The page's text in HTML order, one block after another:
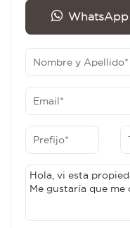
WhatsApp